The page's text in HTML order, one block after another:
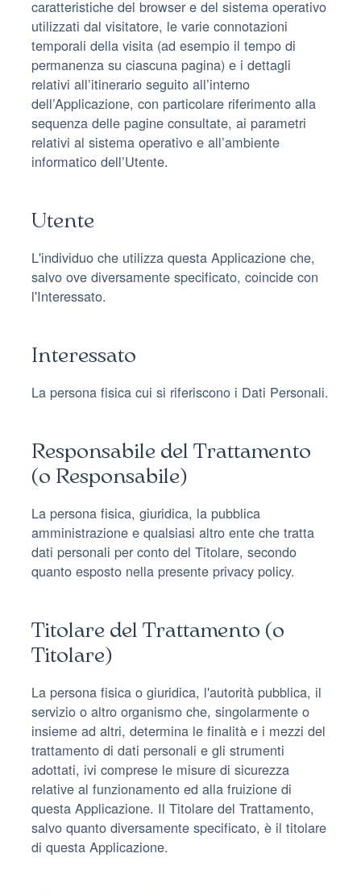
caratteristiche del browser e del sistema operativo
utilizzati dal visitatore, le varie connotazioni
temporali della visita (ad esempio il tempo di
permanenza su ciascuna pagina) e i dettagli
relativi all’itinerario seguito all’interno
dell’Applicazione, con particolare riferimento alla
sequenza delle pagine consultate, ai parametri
relativi al sistema operativo e all’ambiente
informatico dell’Utente.
Utente
L'individuo che utilizza questa Applicazione che,
salvo ove diversamente specificato, coincide con
l'Interessato.
Interessato
La persona fisica cui si riferiscono i Dati Personali.
Responsabile del Trattamento
(o Responsabile)
La persona fisica, giuridica, la pubblica
amministrazione e qualsiasi altro ente che tratta
dati personali per conto del Titolare, secondo
quanto esposto nella presente privacy policy.
Titolare del Trattamento (o
Titolare)
La persona fisica o giuridica, l'autorità pubblica, il
servizio o altro organismo che, singolarmente o
insieme ad altri, determina le finalità e i mezzi del
trattamento di dati personali e gli strumenti
adottati, ivi comprese le misure di sicurezza
relative al funzionamento ed alla fruizione di
questa Applicazione. Il Titolare del Trattamento,
salvo quanto diversamente specificato, è il titolare
di questa Applicazione.